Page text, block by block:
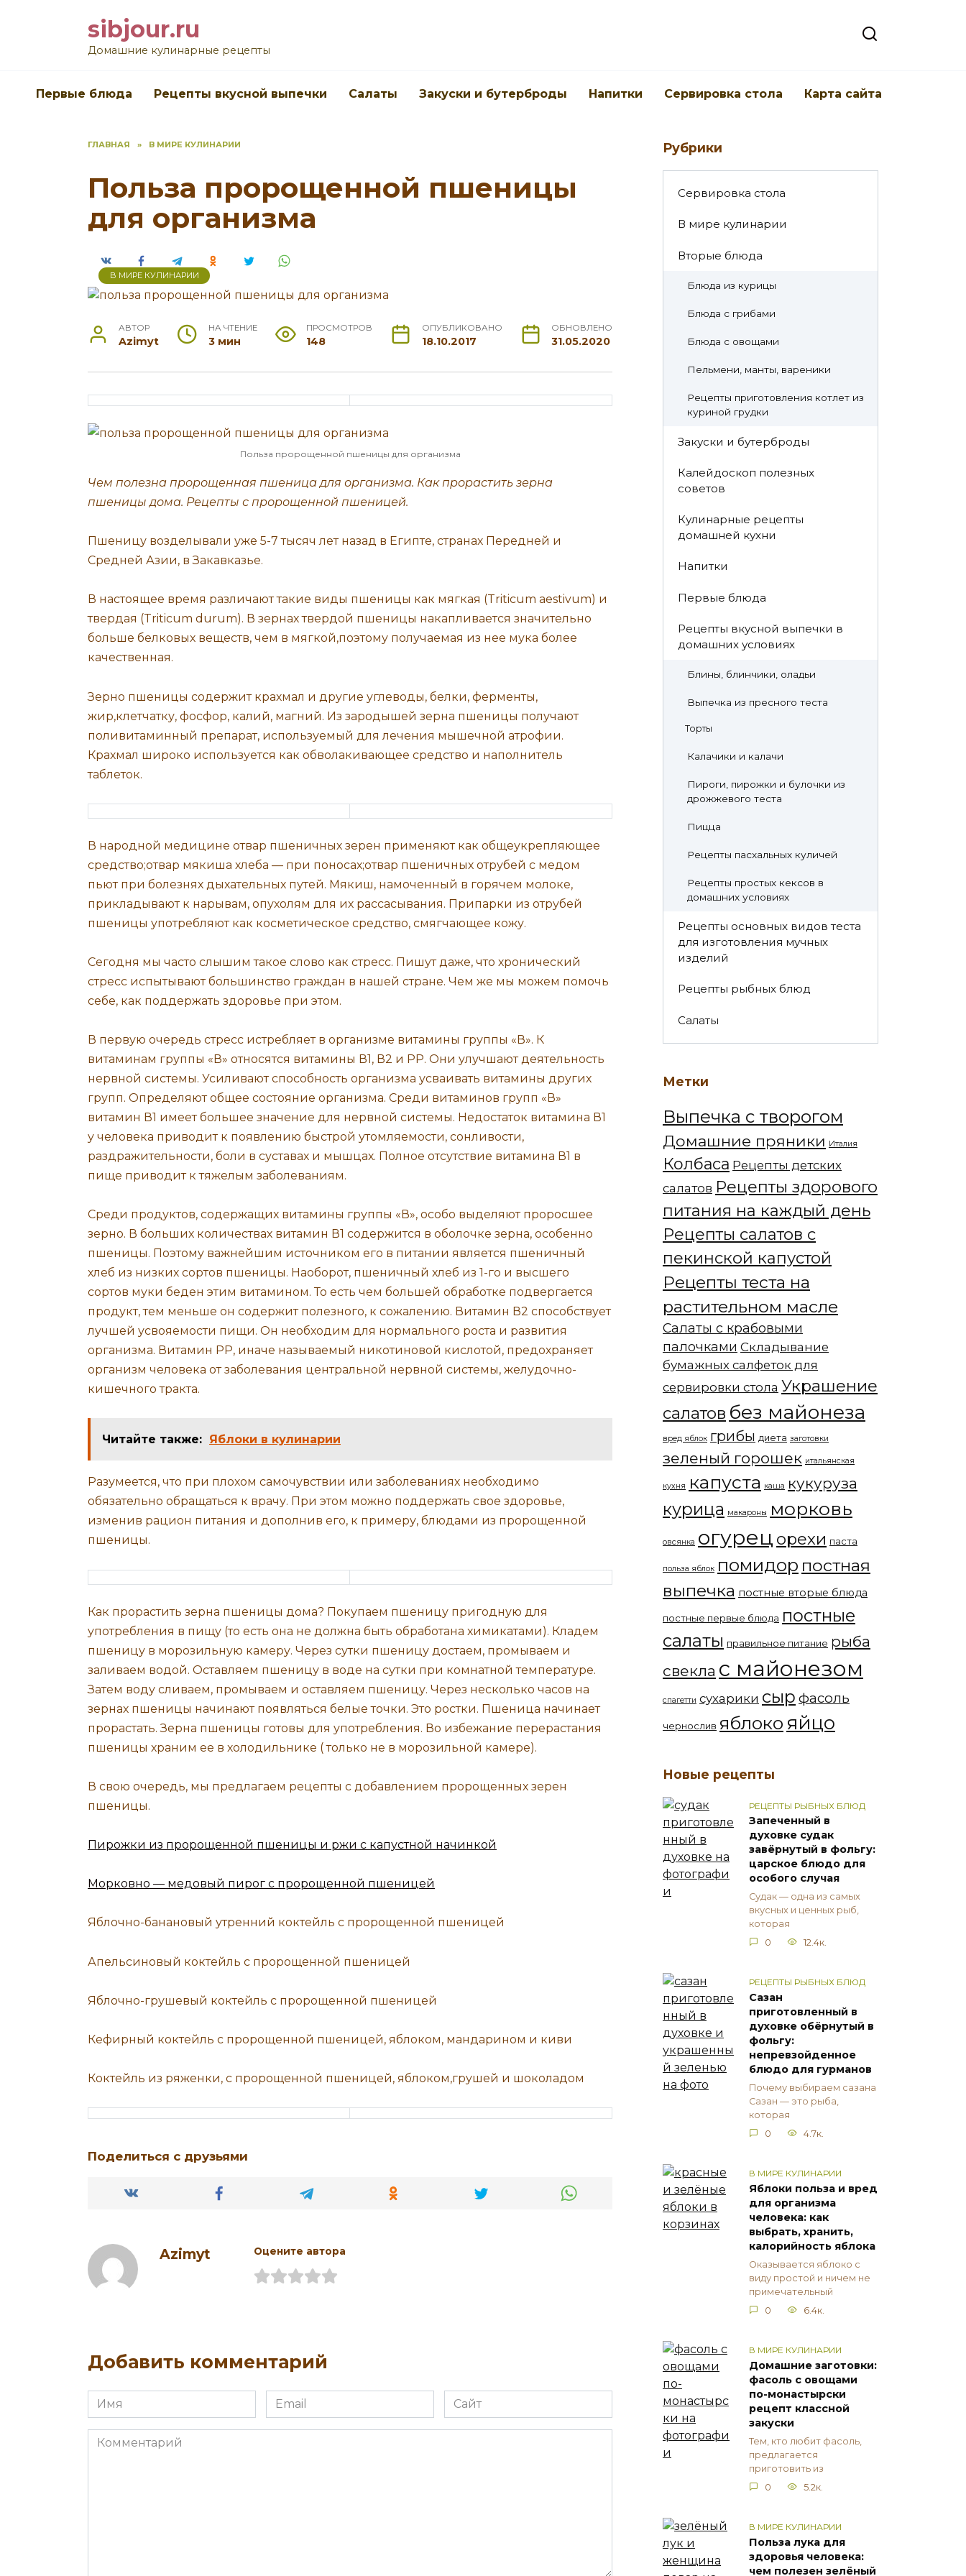
sibjour.ru
Домашние кулинарные рецепты
Первые блюда Рецепты вкусной выпечки Салаты Закуски и бутерброды Напитки Cервировка стола Карта сайта
ГЛАВНАЯ » В МИРЕ КУЛИНАРИИ
Польза пророщенной пшеницы
для организма
В МИРЕ КУЛИНАРИИ
АВТОР
Azimyt
НА ЧТЕНИЕ
3 мин
ПРОСМОТРОВ
148
ОПУБЛИКОВАНО
18.10.2017
ОБНОВЛЕНО
31.05.2020
Польза пророщенной пшеницы для организма
Чем полезна пророщенная пшеница для организма. Как прорастить зерна
пшеницы дома. Рецепты с пророщенной пшеницей.
Пшеницу возделывали уже 5-7 тысяч лет назад в Египте, странах Передней и
Средней Азии, в Закавказье.
В настоящее время различают такие виды пшеницы как мягкая (Triticum aestivum) и
твердая (Triticum durum). В зернах твердой пшеницы накапливается значительно
больше белковых веществ, чем в мягкой,поэтому получаемая из нее мука более
качественная.
Зерно пшеницы содержит крахмал и другие углеводы, белки, ферменты,
жир,клетчатку, фосфор, калий, магний. Из зародышей зерна пшеницы получают
поливитаминный препарат, используемый для лечения мышечной атрофии.
Крахмал широко используется как обволакивающее средство и наполнитель
таблеток.
В народной медицине отвар пшеничных зерен применяют как общеукрепляющее
средство;отвар мякиша хлеба — при поносах;отвар пшеничных отрубей с медом
пьют при болезнях дыхательных путей. Мякиш, намоченный в горячем молоке,
прикладывают к нарывам, опухолям для их рассасывания. Припарки из отрубей
пшеницы употребляют как косметическое средство, смягчающее кожу.
Сегодня мы часто слышим такое слово как стресс. Пишут даже, что хронический
стресс испытывают большинство граждан в нашей стране. Чем же мы можем помочь
себе, как поддержать здоровье при этом.
В первую очередь стресс истребляет в организме витамины группы «В». К
витаминам группы «В» относятся витамины В1, В2 и РР. Они улучшают деятельность
нервной системы. Усиливают способность организма усваивать витамины других
групп. Определяют общее состояние организма. Среди витаминов групп «В»
витамин В1 имеет большее значение для нервной системы. Недостаток витамина В1
у человека приводит к появлению быстрой утомляемости, сонливости,
раздражительности, боли в суставах и мышцах. Полное отсутствие витамина В1 в
пище приводит к тяжелым заболеваниям.
Среди продуктов, содержащих витамины группы «В», особо выделяют проросшее
зерно. В больших количествах витамин В1 содержится в оболочке зерна, особенно
пшеницы. Поэтому важнейшим источником его в питании является пшеничный
хлеб из низких сортов пшеницы. Наоборот, пшеничный хлеб из 1-го и высшего
сортов муки беден этим витамином. То есть чем большей обработке подвергается
продукт, тем меньше он содержит полезного, к сожалению. Витамин В2 способствует
лучшей усвояемости пищи. Он необходим для нормального роста и развития
организма. Витамин РР, иначе называемый никотиновой кислотой, предохраняет
организм человека от заболевания центральной нервной системы, желудочно-
кишечного тракта.
Читайте также: Яблоки в кулинарии
Разумеется, что при плохом самочувствии или заболеваниях необходимо
обязательно обращаться к врачу. При этом можно поддержать свое здоровье,
изменив рацион питания и дополнив его, к примеру, блюдами из пророщенной
пшеницы.
Как прорастить зерна пшеницы дома? Покупаем пшеницу пригодную для
употребления в пищу (то есть она не должна быть обработана химикатами). Кладем
пшеницу в морозильную камеру. Через сутки пшеницу достаем, промываем и
заливаем водой. Оставляем пшеницу в воде на сутки при комнатной температуре.
Затем воду сливаем, промываем и оставляем пшеницу. Через несколько часов на
зернах пшеницы начинают появляться белые точки. Это ростки. Пшеница начинает
прорастать. Зерна пшеницы готовы для употребления. Во избежание перерастания
пшеницы храним ее в холодильнике ( только не в морозильной камере).
В свою очередь, мы предлагаем рецепты с добавлением пророщенных зерен
пшеницы.
Пирожки из пророщенной пшеницы и ржи с капустной начинкой
Морковно — медовый пирог с пророщенной пшеницей
Яблочно-банановый утренний коктейль с пророщенной пшеницей
Апельсиновый коктейль с пророщенной пшеницей
Яблочно-грушевый коктейль с пророщенной пшеницей
Кефирный коктейль с пророщенной пшеницей, яблоком, мандарином и киви
Коктейль из ряженки, с пророщенной пшеницей, яблоком,грушей и шоколадом
Поделиться с друзьями
Azimyt Оцените автора
Добавить комментарий
Имя Email Сайт
Комментарий
Рубрики
Cервировка стола
В мире кулинарии
Вторые блюда
Блюда из курицы
Блюда с грибами
Блюда с овощами
Пельмени, манты, вареники
Рецепты приготовления котлет из
куриной грудки
Закуски и бутерброды
Калейдоскоп полезных
советов
Кулинарные рецепты
домашней кухни
Напитки
Первые блюда
Рецепты вкусной выпечки в
домашних условиях
Блины, блинчики, оладьи
Выпечка из пресного теста
Торты
Калачики и калачи
Пироги, пирожки и булочки из
дрожжевого теста
Пицца
Рецепты пасхальных куличей
Рецепты простых кексов в
домашних условиях
Рецепты основных видов теста
для изготовления мучных
изделий
Рецепты рыбных блюд
Салаты
Метки
Выпечка с творогом
Домашние пряники Италия
Колбаса Рецепты детских
салатов Рецепты здорового
питания на каждый день
Рецепты салатов с
пекинской капустой
Рецепты теста на
растительном масле
Салаты с крабовыми
палочками Складывание
бумажных салфеток для
сервировки стола Украшение
салатов без майонеза
вред яблок грибы диета заготовки
зеленый горошек итальянская
кухня капуста каша кукуруза
курица макароны морковь
овсянка огурец орехи паста
польза яблок помидор постная
выпечка постные вторые блюда
постные первые блюда постные
салаты правильное питание рыба
свекла с майонезом
спагетти сухарики сыр фасоль
чернослив яблоко яйцо
Новые рецепты
РЕЦЕПТЫ РЫБНЫХ БЛЮД
Запеченный в
духовке судак
завёрнутый в фольгу:
царское блюдо для
особого случая
Судак — одна из самых
вкусных и ценных рыб,
которая
0
12.4к.
РЕЦЕПТЫ РЫБНЫХ БЛЮД
Сазан
приготовленный в
духовке обёрнутый в
фольгу:
непревзойденное
блюдо для гурманов
Почему выбираем сазана
Сазан — это рыба,
которая
0
4.7к.
В МИРЕ КУЛИНАРИИ
Яблоки польза и вред
для организма
человека: как
выбрать, хранить,
калорийность яблока
Оказывается яблоко с
виду простой и ничем не
примечательный
0
6.4к.
В МИРЕ КУЛИНАРИИ
Домашние заготовки:
фасоль с овощами
по-монастырски
рецепт классной
закуски
Тем, кто любит фасоль,
предлагается
приготовить из
0
5.2к.
В МИРЕ КУЛИНАРИИ
Польза лука для
здоровья человека:
чем полезен зелёный